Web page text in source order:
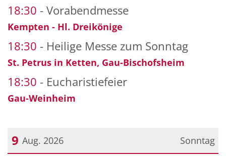
18:30 Vorabendmesse
Kempten - Hl. Dreikönige
18:30 Heilige Messe zum Sonntag
St. Petrus in Ketten, Gau-Bischofsheim
18:30 Eucharistiefeier
Gau-Weinheim
Sonntag
9 Aug. 2026